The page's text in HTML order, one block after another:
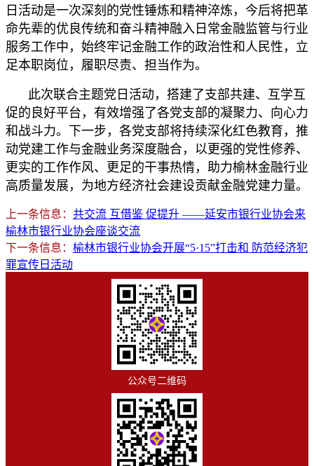
日活动是一次深刻的党性锤炼和精神淬炼，今后将把革
命先辈的优良传统和奋斗精神融入日常金融监管与行业
服务工作中，始终牢记金融工作的政治性和人民性，立
足本职岗位，履职尽责、担当作为。
此次联合主题党日活动，搭建了支部共建、互学互
促的良好平台，有效增强了各党支部的凝聚力、向心力
和战斗力。下一步，各党支部将持续深化红色教育，推
动党建工作与金融业务深度融合，以更强的党性修养、
更实的工作作风、更足的干事热情，助力榆林金融行业
高质量发展，为地方经济社会建设贡献金融党建力量。
上一条信息： 共交流 互借鉴 促提升 ——延安市银行业协会来
榆林市银行业协会座谈交流
下一条信息： 榆林市银行业协会开展“5·15”打击和 防范经济犯
罪宣传日活动
公众号二维码